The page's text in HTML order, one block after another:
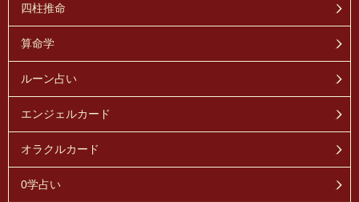
四柱推命
算命学
ルーン占い
エンジェルカード
オラクルカード
0学占い